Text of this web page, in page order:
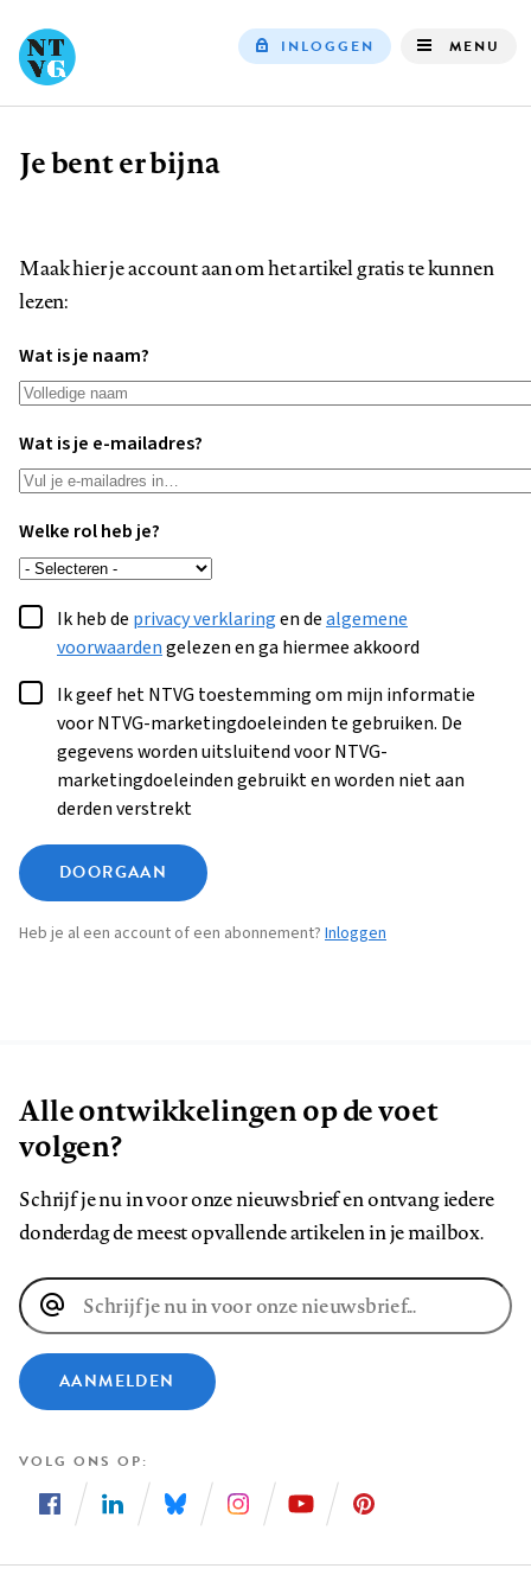
INLOGGEN MENU
Kruimelpad
Je bent er bijna
Maak hier je account aan om het artikel gratis te kunnen
lezen:
Wat is je naam?
Wat is je e-mailadres?
Welke rol heb je?
Ik heb de privacy verklaringen dealgemene
voorwaardengelezen en ga hiermee akkoord
Ik geef het NTVG toestemming om mijn informatie
voor NTVG-marketingdoeleinden te gebruiken. De
gegevens worden uitsluitend voor NTVG-
marketingdoeleinden gebruikt en worden niet aan
derden verstrekt
DOORGAAN
Heb je al een account of een abonnement? Inloggen
Alle ontwikkelingen op de voet
volgen?
Schrijf je nu in voor onze nieuwsbrief en ontvang iedere
donderdag de meest opvallende artikelen in je mailbox.
E-
mailadres
AANMELDEN
VOLG ONS OP
ons
ons
ons
ons
ons
ons